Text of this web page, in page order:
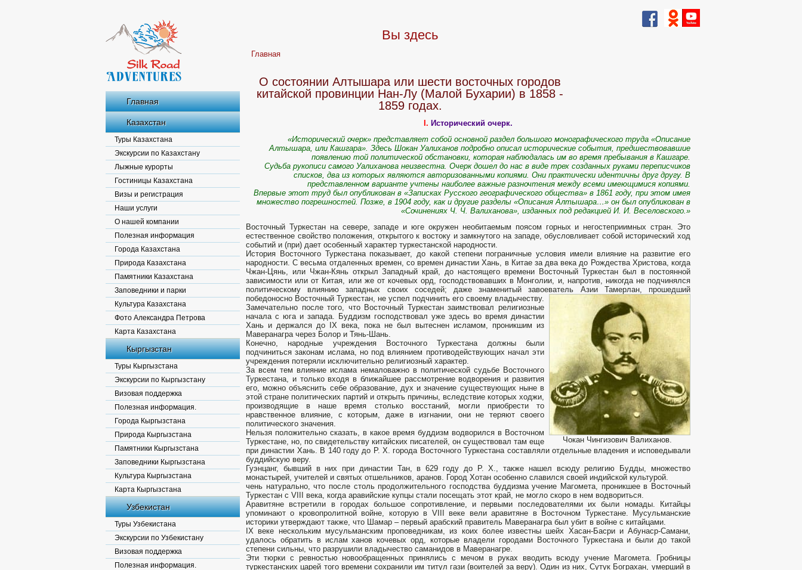
Главная
Казахстан
Туры Казахстана
Экскурсии по Казахстану
Лыжные курорты
Гостиницы Казахстана
Визы и регистрация
Наши услуги
О нашей компании
Полезная информация
Города Казахстана
Природа Казахстана
Памятники Казахстана
Заповедники и парки
Культура Казахстана
Фото Александра Петрова
Карта Казахстана
Кыргызстан
Туры Кыргызстана
Экскурсии по Кыргызстану
Визовая поддержка
Полезная информация.
Города Кыргызстана
Природа Кыргызстана
Памятники Кыргызстана
Заповедники Кыргызстана
Культура Кыргызстана
Карта Кыргызстана
Узбекистан
Туры Узбекистана
Экскурсии по Узбекистану
Визовая поддержка
Полезная информация.
Вы здесь
Главная
О состоянии Алтышара или шести восточных городов
китайской провинции Нан-Лу (Малой Бухарии) в 1858 -
1859 годах.
I. Исторический очерк.
«Исторический очерк» представляет собой основной раздел большого монографического труда «Описание
Алтышара, или Кашгара». Здесь Шокан Уалиханов подробно описал исторические события, предшествовавшие
появлению той политической обстановки, которая наблюдалась им во время пребывания в Кашгаре.
Судьба рукописи самого Уалиханова неизвестна. Очерк дошел до нас в виде трех созданных руками переписчиков
списков, два из которых являются авторизованными копиями. Они практически идентичны друг другу. В
представленном варианте учтены наиболее важные разночтения между всеми имеющимися копиями.
Впервые этот труд был опубликован в «Записках Русского географического общества» в 1861 году, при этом имея
множество погрешностей. Позже, в 1904 году, как и другие разделы «Описания Алтышара…» он был опубликован в
«Сочинениях Ч. Ч. Валиханова», изданных под редакцией И. И. Веселовского.»
Восточный Туркестан на севере, западе и юге окружен необитаемым поясом горных и негостеприимных стран. Это
естественное свойство положения, открытого к востоку и замкнутого на западе, обусловливает собой исторический ход
событий и (при) дает особенный характер туркестанской народности.
История Восточного Туркестана показывает, до какой степени пограничные условия имели влияние на развитие его
народности. С весьма отдаленных времен, со времен династии Хань, в Китае за два века до Рождества Христова, когда
Чжан-Цянь, или Чжан-Кянь открыл Западный край, до настоящего времени Восточный Туркестан был в постоянной
зависимости или от Китая, или же от кочевых орд, господствовавших в Монголии, и, напротив, никогда не подчинялся
политическому влиянию западных своих соседей; даже знаменитый завоеватель Азии Тамерлан, прошедший
победоносно Восточный Туркестан, не успел подчинить его своему владычеству.
Чокан Чингизович Валиханов.
Замечательно после того, что Восточный Туркестан заимствовал религиозные
начала с юга и запада. Буддизм господствовал уже здесь во время династии
Хань и держался до IX века, пока не был вытеснен исламом, проникшим из
Маверанагра через Болор и Тянь-Шань.
Конечно, народные учреждения Восточного Туркестана должны были
подчиниться законам ислама, но под влиянием противодействующих начал эти
учреждения потеряли исключительно религиозный характер.
За всем тем влияние ислама немаловажно в политической судьбе Восточного
Туркестана, и только входя в ближайшее рассмотрение водворения и развития
его, можно объяснить себе образование, дух и значение существующих ныне в
этой стране политических партий и открыть причины, вследствие которых ходжи,
производящие в наше время столько восстаний, могли приобрести то
нравственное влияние, с которым, даже в изгнании, они не теряют своего
политического значения.
Нельзя положительно сказать, в какое время буддизм водворился в Восточном
Туркестане, но, по свидетельству китайских писателей, он существовал там еще
при династии Хань. В 140 году до Р. X. города Восточного Туркестана составляли отдельные владения и исповедывали
буддийскую веру.
Гуэнцанг, бывший в них при династии Тан, в 629 году до Р. X., также нашел всюду религию Будды, множество
монастырей, учителей и святых отшельников, аранов. Город Хотан особенно славился своей индийской культурой.
чень натурально, что после столь продолжительного господства буддизма учение Магомета, проникшее в Восточный
Туркестан с VIII века, когда аравийские купцы стали посещать этот край, не могло скоро в нем водвориться.
Аравитяне встретили в городах большое сопротивление, и первыми последователями их были номады. Китайцы
упоминают о кровопролитной войне, которую в VIII веке вели аравитяне в Восточном Туркестане. Мусульманские
историки утверждают также, что Шамар – первый арабский правитель Маверанагра был убит в войне с китайцами.
IX веке нескольким мусульманским проповедникам, из коих более известны шейх Хасан-Басри и Абунаср-Самани,
удалось обратить в ислам ханов кочевых орд, которые владели городами Восточного Туркестана и были до такой
степени сильны, что разрушили владычество саманидов в Маверанагре.
Эти тюрки с ревностью новообращенных принялись с мечом в руках вводить всюду учение Магомета. Гробницы
туркестанских царей того времени сохранили им титул гази (воителей за веру). Один из них, Сутук Бограхан, умерший в